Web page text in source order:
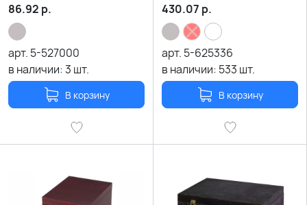
86.92 р.
арт. 5-527000
в наличии:3 шт.
В корзину
430.07 р.
арт. 5-625336
в наличии: 533 шт.
В корзину